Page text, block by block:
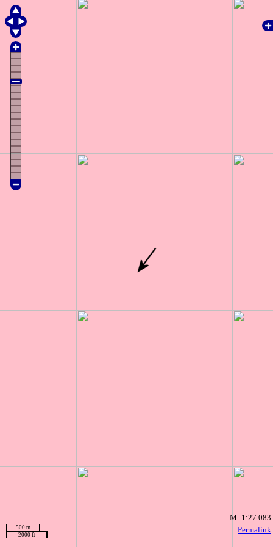
Permalink
500 m
2000 ft
M=1:27 083